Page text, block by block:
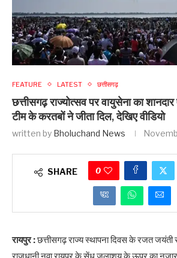
FEATURE LATEST छत्तीसगढ़
छत्तीसगढ़ राज्योत्सव पर वायुसेना का
टीम के करतबों ने जीता दिल, देखिए वीडियो
written by Bholuchand News
SHARE 0
रायपुर :छत्तीसगढ़ राज्य स्थापना दिवस के रजत जयंती